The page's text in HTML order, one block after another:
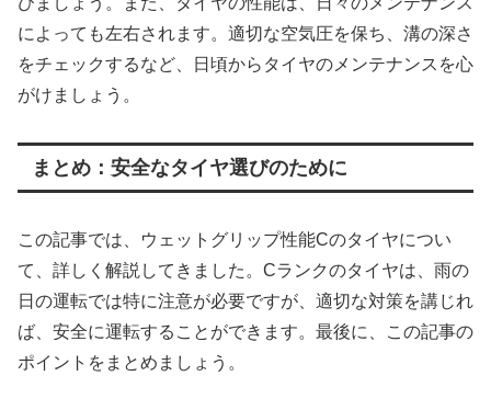
によっても左右されます。適切な空気圧を保ち、溝の深さ
をチェックするなど、日頃からタイヤのメンテナンスを心
がけましょう。
まとめ：安全なタイヤ選びのために
この記事では、ウェットグリップ性能Cのタイヤについ
て、詳しく解説してきました。Cランクのタイヤは、雨の
日の運転では特に注意が必要ですが、適切な対策を講じれ
ば、安全に運転することができます。最後に、この記事の
ポイントをまとめましょう。